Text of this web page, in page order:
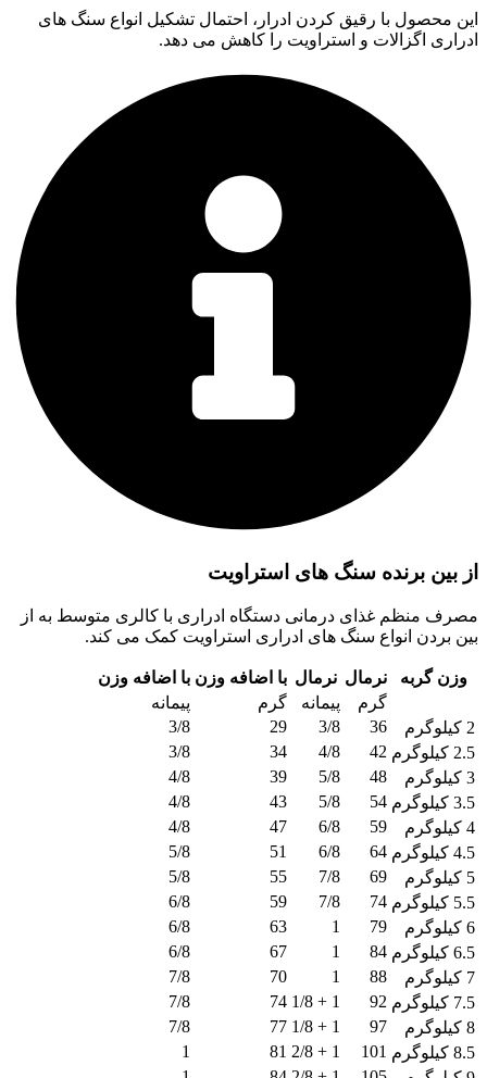
این محصول با رقیق کردن ادرار، احتمال تشکیل انواع سنگ های
ادراری اگزالات و استراویت را کاهش می دهد.
از بین برنده سنگ های استراویت
مصرف منظم غذای درمانی دستگاه ادراری با کالری متوسط به از
بین بردن انواع سنگ های ادراری استراویت کمک می کند.
وزن گربه نرمال نرمال با اضافه وزن با اضافه وزن
گرم
پیمانه گرم
پیمانه
2 کیلوگرم
36
3/8
29
3/8
2.5 کیلوگرم
42
4/8
34
3/8
3 کیلوگرم
48
5/8
39
4/8
3.5 کیلوگرم
54
5/8
43
4/8
4 کیلوگرم
59
6/8
47
4/8
4.5 کیلوگرم
64
6/8
51
5/8
5 کیلوگرم
69
7/8
55
5/8
5.5 کیلوگرم
74
7/8
59
6/8
6 کیلوگرم
79
1
63
6/8
6.5 کیلوگرم
84
1
67
6/8
7 کیلوگرم
88
1
70
7/8
7.5 کیلوگرم
92
1 + 1/8
74
7/8
8 کیلوگرم
97
1 + 1/8
77
7/8
8.5 کیلوگرم
101
1 + 2/8
81
1